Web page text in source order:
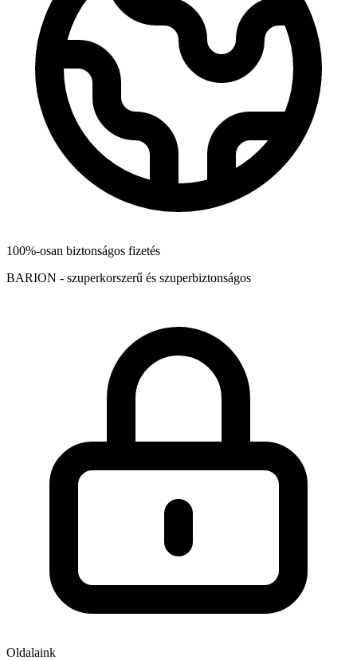
100%-osan biztonságos fizetés
BARION - szuperkorszerű és szuperbiztonságos
Oldalaink